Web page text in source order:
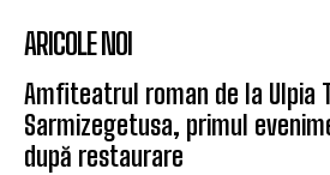
ARICOLE NOI
Amfiteatrul roman de la Ulpia
Sarmizegetusa, primul
după restaurare